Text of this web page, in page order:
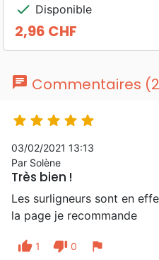
check Disponible
Prix
2,96 CHF
chat Commentaires
    
03/02/2021 13:13
Par Solène
Très bien !
Les surligneurs sont en
la page je recommande
thumb_up 1 thumb_down 0 flag